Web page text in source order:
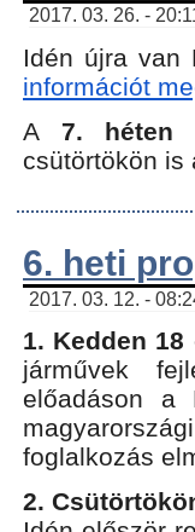
2017. 03. 26. -
Idén újra van
információt
A 7. héten
csütörtökön is
6. heti
2017. 03. 12. -
1. Kedden 18
járművek
előadáson a
foglalkozás
2.